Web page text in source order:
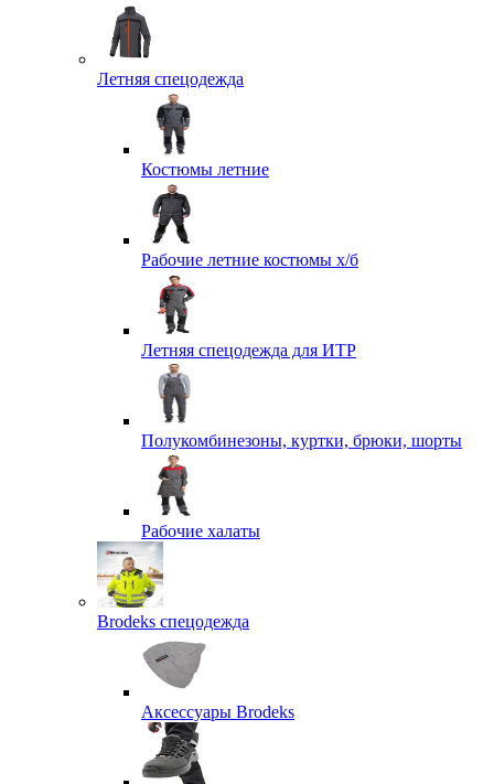
Летняя спецодежда
Костюмы летние
Рабочие летние костюмы х/б
Летняя спецодежда для ИТР
Полукомбинезоны, куртки, брюки, шорты
Рабочие халаты
Brodeks спецодежда
Аксессуары Brodeks